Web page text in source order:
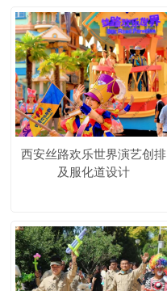
西安丝路欢乐世界演艺创排
及服化道设计